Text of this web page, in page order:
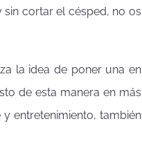
cortar el césped, no os
la idea de poner una en
de esta manera en más
entretenimiento, también